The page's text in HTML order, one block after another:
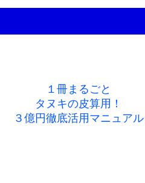
１冊まるごと
タヌキの皮算用！
３億円徹底活用マニュアル